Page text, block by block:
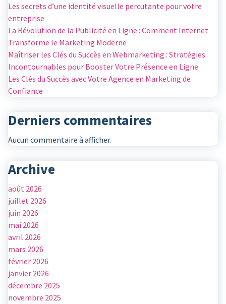
Les secrets d’une identité visuelle percutante pour votre
entreprise
La Révolution de la Publicité en Ligne : Comment Internet
Transforme le Marketing Moderne
Maîtriser les Clés du Succès en Webmarketing : Stratégies
Incontournables pour Booster Votre Présence en Ligne
Les Clés du Succès avec Votre Agence en Marketing de
Confiance
Derniers commentaires
Aucun commentaire à afficher.
Archive
août 2026
juillet 2026
juin 2026
mai 2026
avril 2026
mars 2026
février 2026
janvier 2026
décembre 2025
novembre 2025